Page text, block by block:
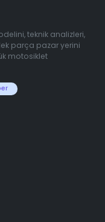
teknik analizleri,
parça pazar yerini
motosiklet